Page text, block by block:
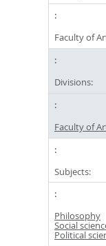
Faculty of
Divisions:
Faculty of
Subjects:
Philosophy
Social
Political